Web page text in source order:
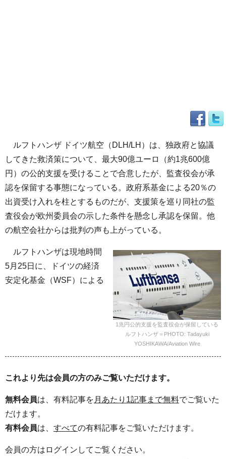
ルフトハンザ ドイツ航空（DLH/LH）は、独政府と協議
してきた救済策について、最大90億ユーロ（約1兆600億
円）の公的支援を受けることで合意したが、監査役会が承
認を保留する事態になっている。政府系基金による20％の
出資受け入れを柱とするものだが、支援策を巡り同社の監
査役会が欧州委員会の示した条件を懸念し承認を保留。他
の航空会社からは批判の声も上がっている。
1兆円公的支援を監査役会が保留している
ルフトハンザ＝PHOTO: Tadayuki
YOSHIKAWA/Aviation Wire
ルフトハンザは現地時間
5月25日に、ドイツの経済
安定化基金（WSF）による
これより先は会員の方のみご覧いただけます。
無料会員は、有料記事を 月あたり1記事まで無料でご覧いた
だけます。
有料会員は、 すべての有料記事をご覧いただけます。
会員の方はログインしてご覧ください。